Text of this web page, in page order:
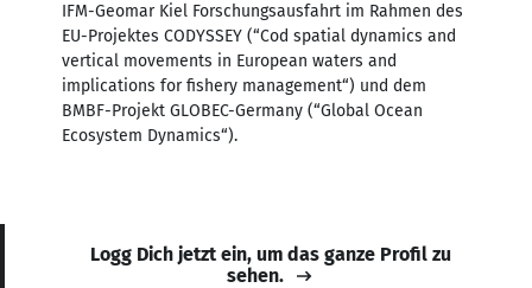
IFM-Geomar Kiel Forschungsausfahrt im Rahmen des
EU-Projektes CODYSSEY (“Cod spatial dynamics and
vertical movements in European waters and
implications for fishery management“) und dem
BMBF-Projekt GLOBEC-Germany (“Global Ocean
Ecosystem Dynamics“).
Logg Dich jetzt ein, um das ganze Profil zu
sehen.